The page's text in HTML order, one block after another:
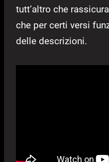
tutt’altro che
che per certi versi
delle descrizioni.